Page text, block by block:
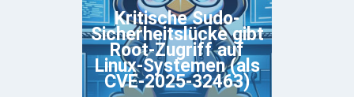
Kritische Sudo-
Sicherheitslücke gibt
Root-Zugriff auf
Linux-Systemen (als
CVE-2025-32463)